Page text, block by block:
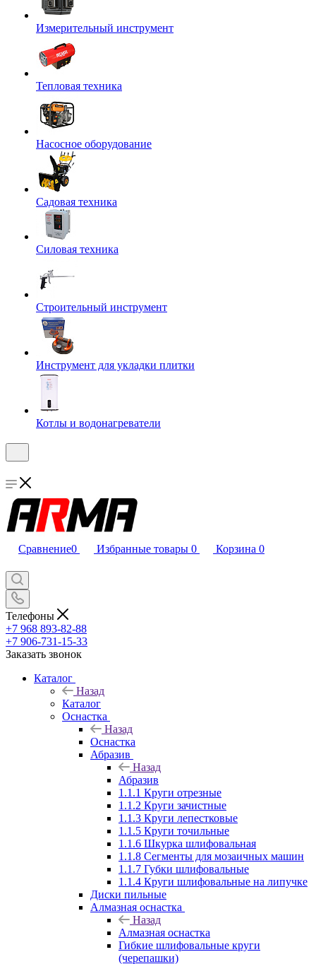
Измерительный инструмент
Тепловая техника
Насосное оборудование
Садовая техника
Силовая техника
Строительный инструмент
Инструмент для укладки плитки
Котлы и водонагреватели
Сравнение0 Избранные товары 0 Корзина 0
Телефоны
+7 968 893-82-88
+7 906-731-15-33
Заказать звонок
Каталог
Назад
Каталог
Оснастка
Назад
Оснастка
Абразив
Назад
Абразив
1.1.1 Круги отрезные
1.1.2 Круги зачистные
1.1.3 Круги лепестковые
1.1.5 Круги точильные
1.1.6 Шкурка шлифовальная
1.1.8 Сегменты для мозаичных машин
1.1.7 Губки шлифовальные
1.1.4 Круги шлифовальные на липучке
Диски пильные
Алмазная оснастка
Назад
Алмазная оснастка
Гибкие шлифовальные круги
(черепашки)